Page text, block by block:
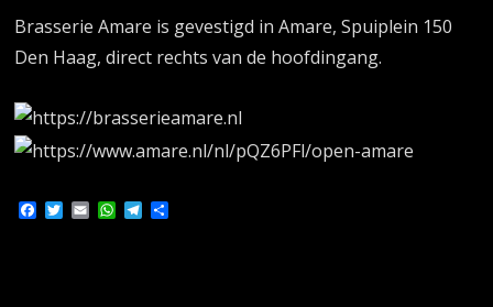
Brasserie Amare is gevestigd in Amare, Spuiplein 150
Den Haag, direct rechts van de hoofdingang.
Facebook
TwitterEmailWhatsApp
Telegram